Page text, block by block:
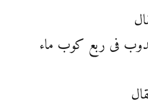
فى ربع كوب ماء